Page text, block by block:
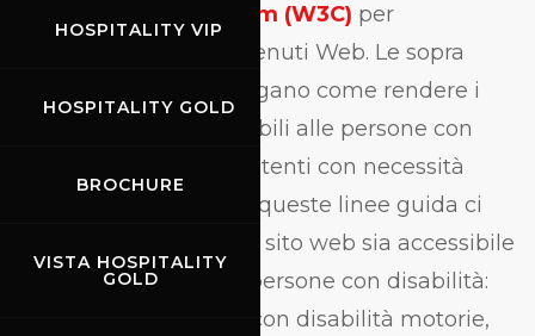
HOSPITALITY VIP
HOSPITALITY GOLD
BROCHURE
VISTA HOSPITALITY
GOLD
Wide Web Consortium (W3C) per
l'accessibilità dei contenuti Web. Le sopra
citate linee guida spiegano come rendere i
contenuti web accessibili alle persone con
una vasta gamma di utenti con necessità
differenti. Il rispetto di queste linee guida ci
aiuta a garantire che il sito web sia accessibile
al più alto numero di persone con disabilità:
non vedenti, persone con disabilità motorie,